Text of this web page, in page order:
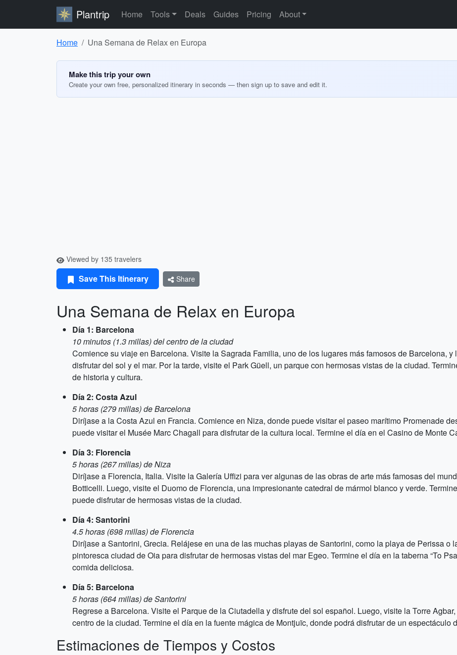
Plantrip Home Tools Deals Guides Pricing About
Home Una Semana de Relax en Europa
Make this trip your own
Create your own free, personalized itinerary in seconds — then sign up to save and edit it.
Viewed by 135 travelers
Save This Itinerary Share
Una Semana de Relax en Europa
Día 1: Barcelona
10 minutos (1.3 millas) del centro de la ciudad
Comience su viaje en Barcelona. Visite la Sagrada Familia, uno de los lugares más famosos de Barcelona,
disfrutar del sol y el mar. Por la tarde, visite el Park Güell, un parque con hermosas vistas de la ciudad.
de historia y cultura.
Día 2: Costa Azul
5 horas (279 millas) de Barcelona
Diríjase a la Costa Azul en Francia. Comience en Niza, donde puede visitar el paseo marítimo Promenade
puede visitar el Musée Marc Chagall para disfrutar de la cultura local. Termine el día en el Casino de Monte
Día 3: Florencia
5 horas (267 millas) de Niza
Diríjase a Florencia, Italia. Visite la Galería Uffizi para ver algunas de las obras de arte más famosas del
Botticelli. Luego, visite el Duomo de Florencia, una impresionante catedral de mármol blanco y verde.
puede disfrutar de hermosas vistas de la ciudad.
Día 4: Santorini
4.5 horas (698 millas) de Florencia
Diríjase a Santorini, Grecia. Relájese en una de las muchas playas de Santorini, como la playa de Perissa o
pintoresca ciudad de Oia para disfrutar de hermosas vistas del mar Egeo. Termine el día en la taberna “To
comida deliciosa.
Día 5: Barcelona
5 horas (664 millas) de Santorini
Regrese a Barcelona. Visite el Parque de la Ciutadella y disfrute del sol español. Luego, visite la Torre
centro de la ciudad. Termine el día en la fuente mágica de Montjuïc, donde podrá disfrutar de un espectáculo
Estimaciones de Tiempos y Costos